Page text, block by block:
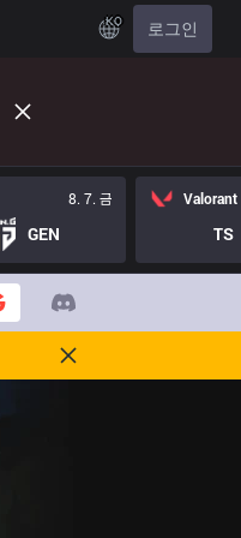
KO 로그인
8. 7. 금
GEN
Valorant
TS